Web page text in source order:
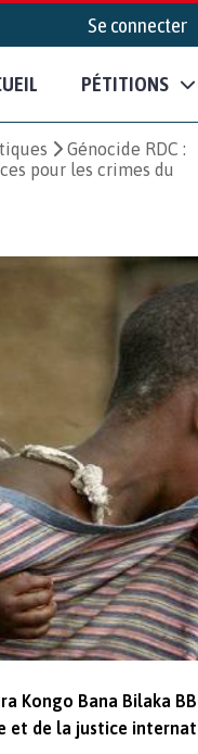
Se connecter
PÉTITIONS
Génocide RDC :
pour les crimes du
Kongo Bana Bilaka
et de la justice